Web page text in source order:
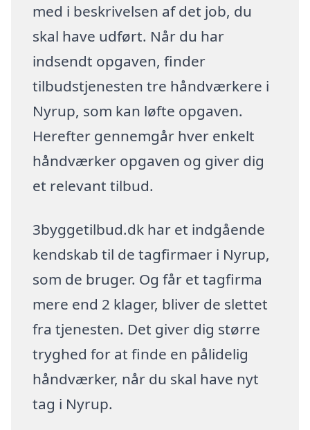
med i beskrivelsen af det job, du
skal have udført. Når du har
indsendt opgaven, finder
tilbudstjenesten tre håndværkere i
Nyrup, som kan løfte opgaven.
Herefter gennemgår hver enkelt
håndværker opgaven og giver dig
et relevant tilbud.
3byggetilbud.dk har et indgående
kendskab til de tagfirmaer i Nyrup,
som de bruger. Og får et tagfirma
mere end 2 klager, bliver de slettet
fra tjenesten. Det giver dig større
tryghed for at finde en pålidelig
håndværker, når du skal have nyt
tag i Nyrup.